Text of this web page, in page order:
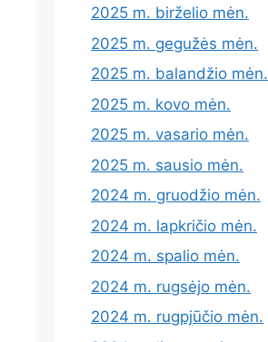
2025 m. birželio mėn.
2025 m. gegužės mėn.
2025 m. balandžio mėn.
2025 m. kovo mėn.
2025 m. vasario mėn.
2025 m. sausio mėn.
2024 m. gruodžio mėn.
2024 m. lapkričio mėn.
2024 m. spalio mėn.
2024 m. rugsėjo mėn.
2024 m. rugpjūčio mėn.